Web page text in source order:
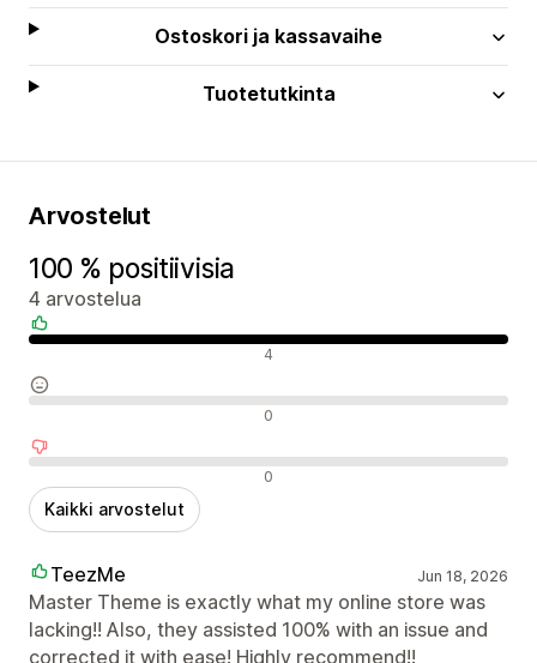
Ostoskori ja kassavaihe
Tuotetutkinta
Arvostelut
100 % positiivisia
4 arvostelua
Positiiviset arvostelut 4
Neutraalit arvostelut 0
Negatiiviset arvostelut 0
Kaikki arvostelut
TeezMe Jun 18, 2026
Master Theme is exactly what my online store was
lacking!! Also, they assisted 100% with an issue and
corrected it with ease! Highly recommend!!